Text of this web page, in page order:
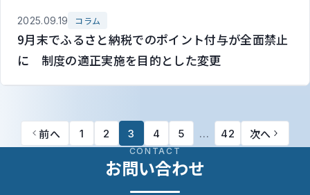
2025.09.19 コラム
9月末でふるさと納税でのポイント付与が全面禁止
に 制度の適正実施を目的とした変更
前へ 1 2 3 4 5 … 42 次へ
CONTACT
お問い合わせ